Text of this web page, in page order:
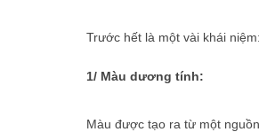
Trước hết là một vài khái niệm:
1/ Màu dương tính:
Màu được tạo ra từ một